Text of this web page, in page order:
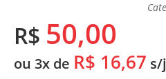
R$ 50,00
ou 3x de R$ 16,67